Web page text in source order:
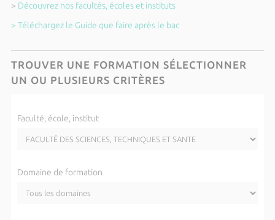
> Découvrez nos facultés, écoles et instituts
> Téléchargez le Guide que faire après le bac
TROUVER UNE FORMATION SÉLECTIONNER
UN OU PLUSIEURS CRITÈRES
Faculté, école, institut
Domaine de formation